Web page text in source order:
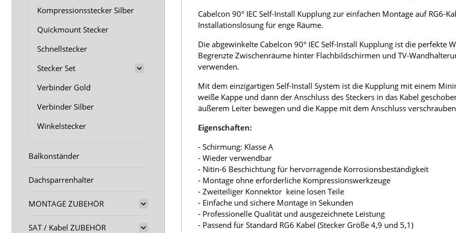
Cabelcon 90° IEC Self-Install Kupplung zur einfachen Montage auf RG6-
Installationslösung für enge Räume.
Die abgewinkelte Cabelcon 90° IEC Self-Install Kupplung ist die perfekte
Begrenzte Zwischenräume hinter Flachbildschirmen und TV-
verwenden.
Mit dem einzigartigen Self-Install System ist die Kupplung mit einem
weiße Kappe und dann der Anschluss des Steckers in das Kabel
äußerem Leiter bewegen und die Kappe mit dem Anschluss
Eigenschaften:
- Schirmung: Klasse A
- Wieder verwendbar
- Nitin-6 Beschichtung für hervorragende Korrosionsbeständigkeit
- Montage ohne erforderliche Kompressionswerkzeuge
- Zweiteiliger Konnektor keine losen Teile
- Einfache und sichere Montage in Sekunden
- Professionelle Qualität und ausgezeichnete Leistung
- Passend für Standard RG6 Kabel (Stecker Größe 4,9 und 5,1)
Kompressionsstecker Silber
Quickmount Stecker
Schnellstecker
Stecker Set
Verbinder Gold
Verbinder Silber
Winkelstecker
Balkonständer
Dachsparrenhalter
MONTAGE ZUBEHÖR
SAT / Kabel ZUBEHÖR